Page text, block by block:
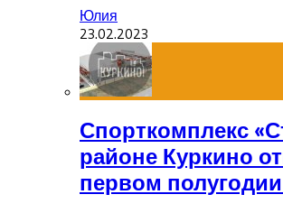
Юлия
23.02.2023
Спорткомплекс
районе Куркино
первом полугодии